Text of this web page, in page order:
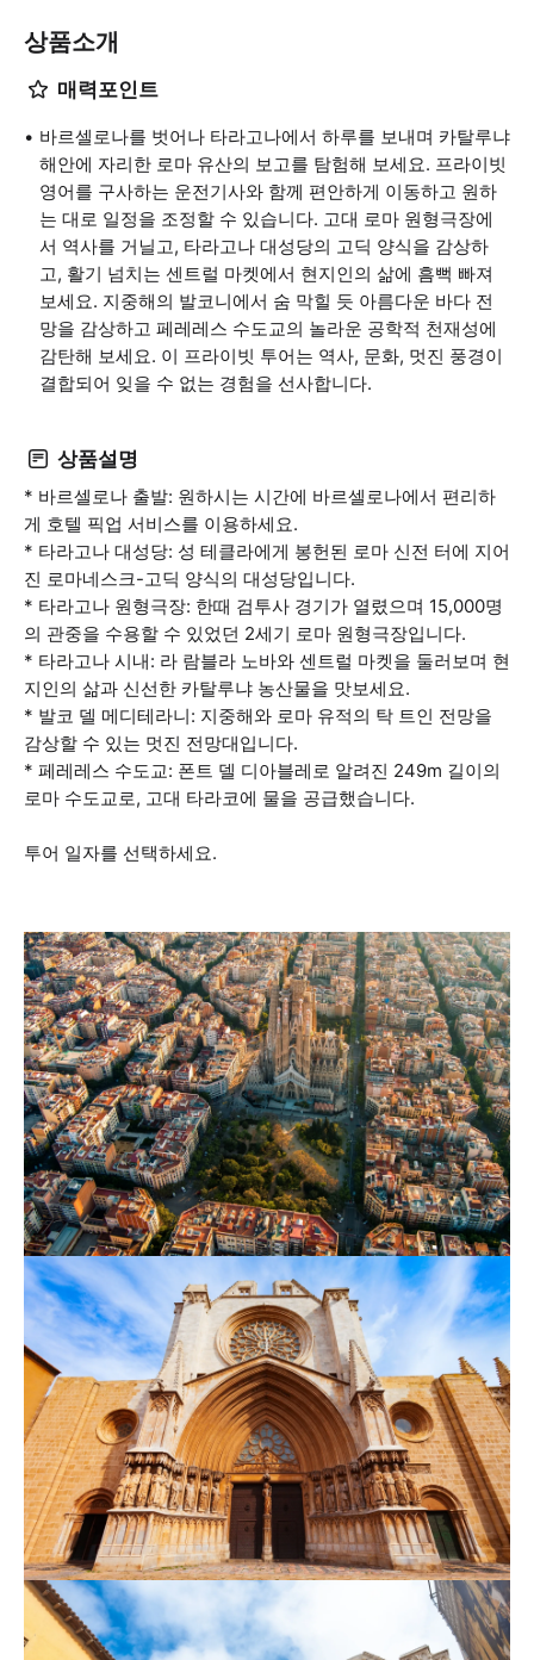
상품소개
매력포인트
바르셀로나를 벗어나 타라고나에서 하루를 보내며 카탈루냐
해안에 자리한 로마 유산의 보고를 탐험해 보세요. 프라이빗
영어를 구사하는 운전기사와 함께 편안하게 이동하고 원하
는 대로 일정을 조정할 수 있습니다. 고대 로마 원형극장에
서 역사를 거닐고, 타라고나 대성당의 고딕 양식을 감상하
고, 활기 넘치는 센트럴 마켓에서 현지인의 삶에 흠뻑 빠져
보세요. 지중해의 발코니에서 숨 막힐 듯 아름다운 바다 전
망을 감상하고 페레레스 수도교의 놀라운 공학적 천재성에
감탄해 보세요. 이 프라이빗 투어는 역사, 문화, 멋진 풍경이
결합되어 잊을 수 없는 경험을 선사합니다.
상품설명
* 바르셀로나 출발: 원하시는 시간에 바르셀로나에서 편리하
게 호텔 픽업 서비스를 이용하세요.
* 타라고나 대성당: 성 테클라에게 봉헌된 로마 신전 터에 지어
진 로마네스크-고딕 양식의 대성당입니다.
* 타라고나 원형극장: 한때 검투사 경기가 열렸으며 15,000명
의 관중을 수용할 수 있었던 2세기 로마 원형극장입니다.
* 타라고나 시내: 라 람블라 노바와 센트럴 마켓을 둘러보며 현
지인의 삶과 신선한 카탈루냐 농산물을 맛보세요.
* 발코 델 메디테라니: 지중해와 로마 유적의 탁 트인 전망을
감상할 수 있는 멋진 전망대입니다.
* 페레레스 수도교: 폰트 델 디아블레로 알려진 249m 길이의
로마 수도교로, 고대 타라코에 물을 공급했습니다.
투어 일자를 선택하세요.